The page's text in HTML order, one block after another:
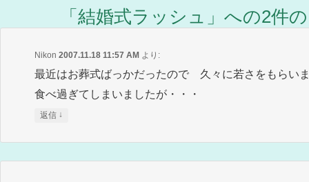
「 結婚式ラッシュ 」への2件
Nikon 2007.11.18 11:57 AM より:
最近はお葬式ばっかだったので 久々に若さをもらい
食べ過ぎてしまいましたが・・・
返信 ↓